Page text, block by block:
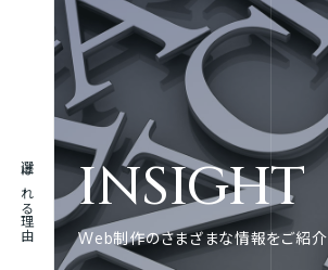
選ばれる理由
SERVICE
サービス
WORK
ABOUT
企業情報
INSIGHT
Web制作のさまざまな情報をご紹介